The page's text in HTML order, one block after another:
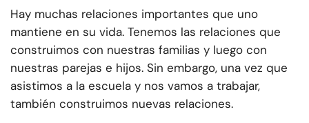
Hay muchas relaciones importantes que uno
mantiene en su vida. Tenemos las relaciones que
construimos con nuestras familias y luego con
nuestras parejas e hijos. Sin embargo, una vez que
asistimos a la escuela y nos vamos a trabajar,
también construimos nuevas relaciones.